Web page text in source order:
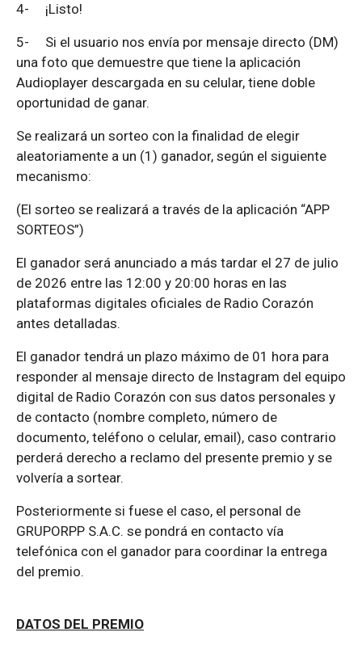
4- ¡Listo!
5- Si el usuario nos envía por mensaje directo (DM)
una foto que demuestre que tiene la aplicación
Audioplayer descargada en su celular, tiene doble
oportunidad de ganar.
Se realizará un sorteo con la finalidad de elegir
aleatoriamente a un (1) ganador, según el siguiente
mecanismo:
(El sorteo se realizará a través de la aplicación “APP
SORTEOS”)
El ganador será anunciado a más tardar el 27 de julio
de 2026 entre las 12:00 y 20:00 horas en las
plataformas digitales oficiales de Radio Corazón
antes detalladas.
El ganador tendrá un plazo máximo de 01 hora para
responder al mensaje directo de Instagram del equipo
digital de Radio Corazón con sus datos personales y
de contacto (nombre completo, número de
documento, teléfono o celular, email), caso contrario
perderá derecho a reclamo del presente premio y se
volvería a sortear.
Posteriormente si fuese el caso, el personal de
GRUPORPP S.A.C. se pondrá en contacto vía
telefónica con el ganador para coordinar la entrega
del premio.
DATOS DEL PREMIO